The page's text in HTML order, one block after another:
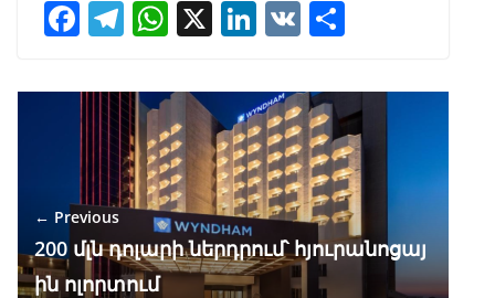
F
e
b
o
o
k
T
e
gr
a
m
W
at
s
A
p
p
X Li
k
e
dI
n
V
ar
e
← Previous
200 մլն դոլարի ներդրում՝ հյուրանոցայ
ին ոլորտում